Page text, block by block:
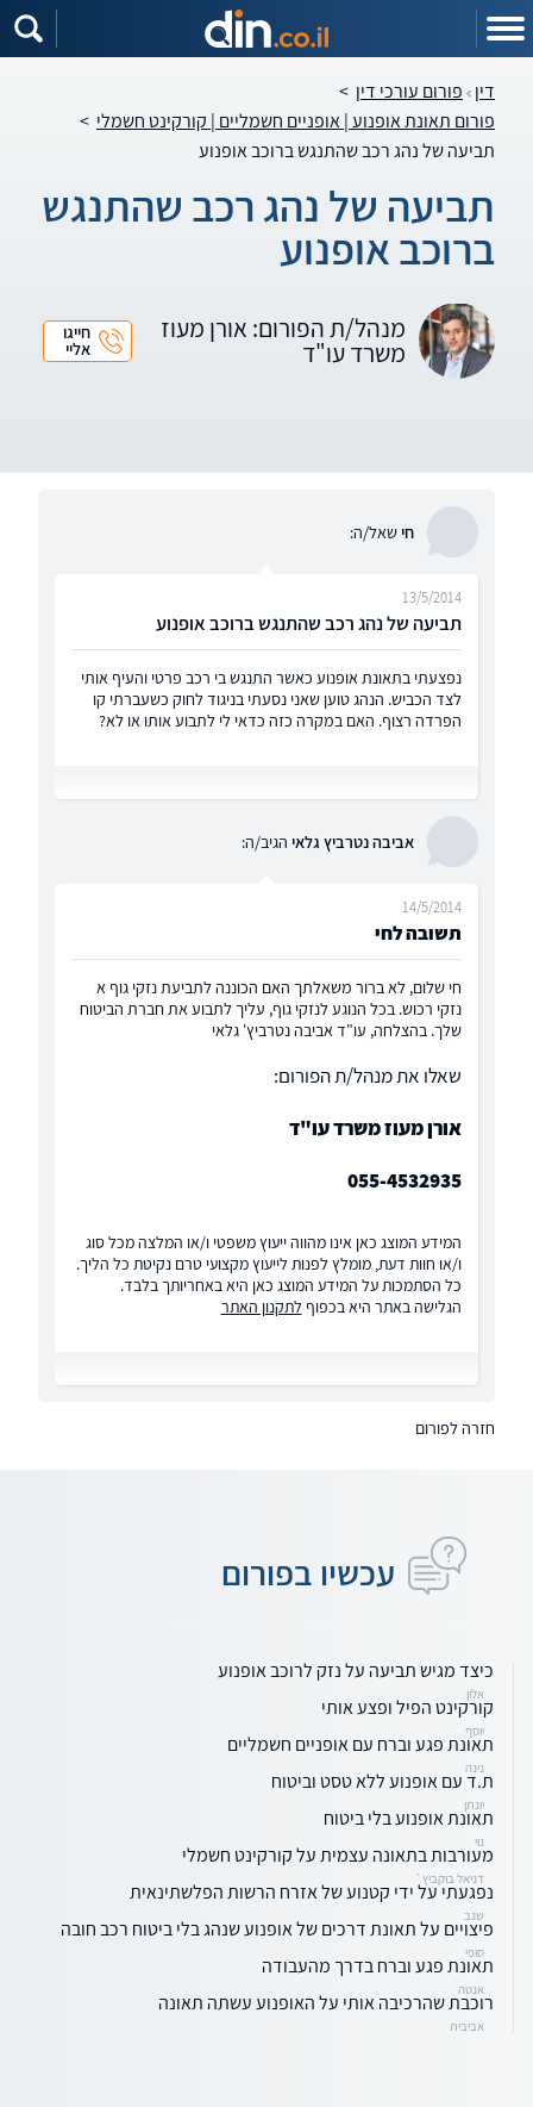
דין פורום עורכי דין >
פורום תאונת אופנוע | אופניים חשמליים | קורקינט חשמלי >
תביעה של נהג רכב שהתנגש ברוכב אופנוע
תביעה של נהג רכב שהתנגש
ברוכב אופנוע
מנהל/ת הפורום: אורן מעוז
משרד עו"ד
חייגו
אליי
חישאל/ה:
תביעה של נהג רכב שהתנגש ברוכב אופנוע
13/5/2014
נפצעתי בתאונת אופנוע כאשר התנגש בי רכב פרטי והעיף אותי
לצד הכביש. הנהג טוען שאני נסעתי בניגוד לחוק כשעברתי קו
הפרדה רצוף. האם במקרה כזה כדאי לי לתבוע אותו או לא?
אביבה נטרביץ גלאי הגיב/ה:
תשובה לחי
14/5/2014
חי שלום, לא ברור משאלתך האם הכוננה לתביעת נזקי גוף א
נזקי רכוש. בכל הנוגע לנזקי גוף, עליך לתבוע את חברת הביטוח
שלך. בהצלחה, עו"ד אביבה נטרביץ' גלאי
שאלו את מנהל/ת הפורום:
אורן מעוז משרד עו"ד
055-4532935
המידע המוצג כאן אינו מהווה ייעוץ משפטי ו/או המלצה מכל סוג
ו/או חוות דעת, מומלץ לפנות לייעוץ מקצועי טרם נקיטת כל הליך.
כל הסתמכות על המידע המוצג כאן היא באחריותך בלבד.
הגלישה באתר היא בכפוף לתקנון האתר
חזרה לפורום
עכשיו בפורום
כיצד מגיש תביעה על נזק לרוכב אופנוע
אלון
קורקינט הפיל ופצע אותי
יוסף
תאונת פגע וברח עם אופניים חשמליים
נינה
ת.ד עם אופנוע ללא טסט וביטוח
יונתן
תאונת אופנוע בלי ביטוח
נוי
מעורבות בתאונה עצמית על קורקינט חשמלי
דניאל בוקביץ`
נפגעתי על ידי קטנוע של אזרח הרשות הפלשתינאית
שגב
פיצויים על תאונת דרכים של אופנוע שנהג בלי ביטוח רכב חובה
סופי
תאונת פגע וברח בדרך מהעבודה
אנטה
רוכבת שהרכיבה אותי על האופנוע עשתה תאונה
אביבית